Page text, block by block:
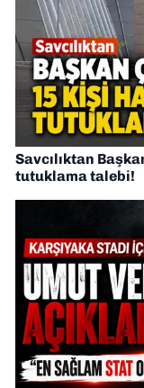
Savcılıktan
tutuklama talebi!